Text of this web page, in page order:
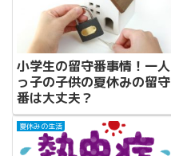
小学生の留守番事情！一人
っ子の子供の夏休みの留守
番は大丈夫？
夏休みの生活